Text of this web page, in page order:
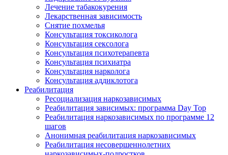
Лечение табакокурения
Лекарственная зависимость
Снятие похмелья
Консультация токсиколога
Консультация сексолога
Консультация психотерапевта
Консультация психиатра
Консультация нарколога
Консультация аддиклотога
Реабилитация
Ресоциализация наркозависимых
Реабилитация зависимых: программа Day Top
Реабилитация наркозависимых по программе 12
шагов
Анонимная реабилитация наркозависимых
Реабилитация несовершеннолетних